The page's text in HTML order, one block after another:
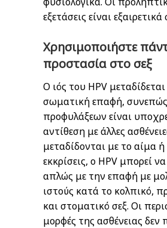
εξετάσεις είναι
Χρησιμοποιήστε
προστασία στο σεξ
Ο ιός του HPV
σωματική επαφή,
προφυλάξεων είναι
αντίθεση με άλλες
μεταδίδονται με το αίμα ή
εκκρίσεις, ο HPV μπορεί
απλώς με την επαφή με
ιστούς κατά το κολπικό,
και στοματικό σεξ. Οι
μορφές της ασθένειας δεν